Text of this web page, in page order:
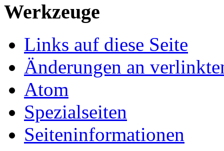
Werkzeuge
Links auf diese Seite
Änderungen an
Atom
Spezialseiten
Seiteninformationen